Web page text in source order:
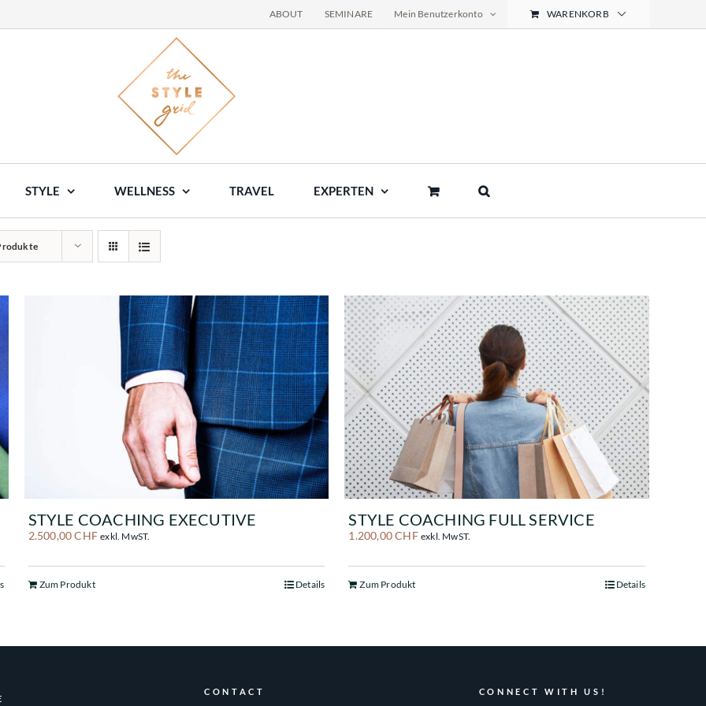
ABOUT SEMINARE Mein Benutzerkonto WARENKORB
STYLE WELLNESS TRAVEL EXPERTEN
STYLE COACHING EXECUTIVE
2.500,00CHF exkl. MwST.
Zum Produkt Details
STYLE COACHING FULL SERVICE
1.200,00CHF exkl. MwST.
Zum Produkt Details
CONTACT CONNECT WITH US!